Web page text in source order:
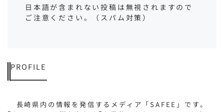
日本語が含まれない投稿は無視されますので
ご注意ください。（スパム対策）
PROFILE
長崎県内の情報を発信するメディア「SAFEE」です。